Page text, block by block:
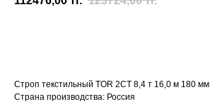
Строп текстильный TOR 2СТ 8,4 т 16,0 м 180 мм
Страна производства: Россия